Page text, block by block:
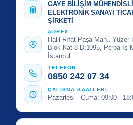
GAYE BİLİŞİM
ELEKTRONİK SANAYİ
ŞİRKETİ
ADRES
Halil Rıfat Paşa Mah., Yüzer
Blok Kat 8 D:1095, Perpa İş
İstanbul
TELEFON
0850 242 07 34
ÇALIŞMA SAATLERİ
Pazartesi - Cuma: 09:00 -